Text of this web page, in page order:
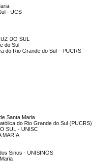
- UCS
DO SUL
do Sul
do Rio Grande do Sul – PUCRS
Santa Maria
do Rio Grande do Sul (PUCRS)
SUL - UNISC
MARIA
Sinos - UNISINOS